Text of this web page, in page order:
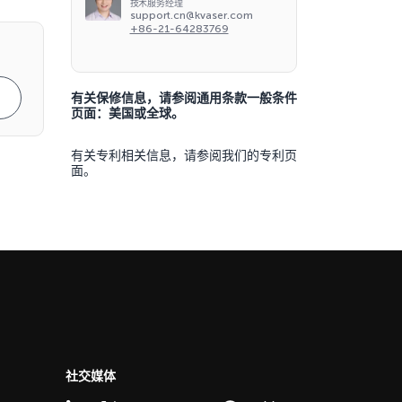
技术服务经理
support.cn@kvaser.com
+86-21-64283769
有关保修信息，请参阅通用条款一般条件
页面： 美国或全球。
有关专利相关信息，请参阅我们的专利页
面。
社交媒体